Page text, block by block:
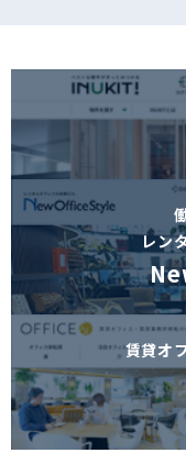
レン
賃貸オ